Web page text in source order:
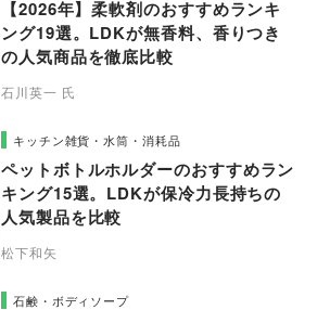
【2026年】柔軟剤のおすすめランキ
ング19選。LDKが無香料、香りつき
の人気商品を徹底比較
石川英一 氏
キッチン雑貨・水筒・消耗品
ペットボトルホルダーのおすすめラン
キング15選。LDKが保冷力長持ちの
人気製品を比較
松下和矢
石鹸・ボディソープ